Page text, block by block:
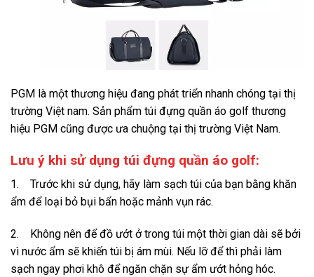
PGM là một thương hiệu đang phát triển nhanh chóng tại thị
trường Việt nam. Sản phẩm túi đựng quần áo golf thương
hiệu PGM cũng được ưa chuộng tại thị trường Việt Nam.
Lưu ý khi sử dụng túi đựng quần áo golf:
1. Trước khi sử dụng, hãy làm sạch túi của bạn bằng khăn
ẩm để loại bỏ bụi bẩn hoặc mảnh vụn rác.
2. Không nên để đồ ướt ở trong túi một thời gian dài sẽ bởi
vì nước ẩm sẽ khiến túi bị ám mùi. Nếu lỡ để thì phải làm
sạch ngay phơi khô để ngăn chặn sự ẩm ướt hỏng hóc.